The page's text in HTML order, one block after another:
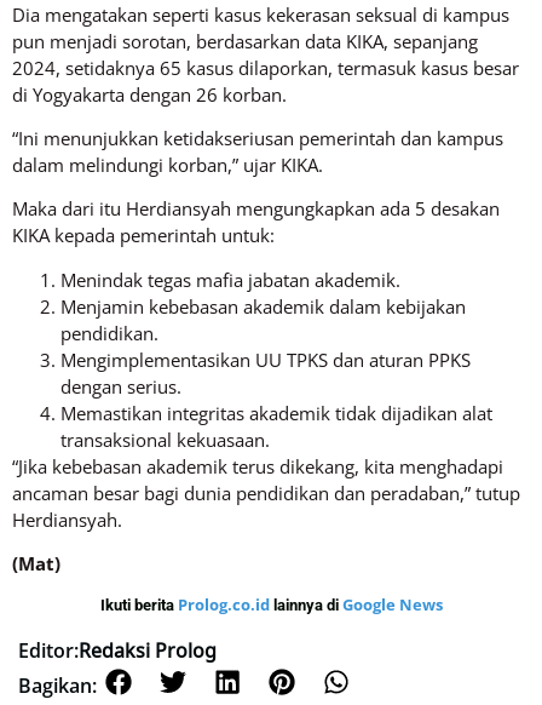
Dia mengatakan seperti kasus kekerasan seksual di kampus
pun menjadi sorotan, berdasarkan data KIKA, sepanjang
2024, setidaknya 65 kasus dilaporkan, termasuk kasus besar
di Yogyakarta dengan 26 korban.
“Ini menunjukkan ketidakseriusan pemerintah dan kampus
dalam melindungi korban,” ujar KIKA.
Maka dari itu Herdiansyah mengungkapkan ada 5 desakan
KIKA kepada pemerintah untuk:
Menindak tegas mafia jabatan akademik.
Menjamin kebebasan akademik dalam kebijakan
pendidikan.
Mengimplementasikan UU TPKS dan aturan PPKS
dengan serius.
Memastikan integritas akademik tidak dijadikan alat
transaksional kekuasaan.
“Jika kebebasan akademik terus dikekang, kita menghadapi
ancaman besar bagi dunia pendidikan dan peradaban,” tutup
Herdiansyah.
(Mat)
Ikuti berita Prolog.co.id lainnya di Google News
Editor:Redaksi Prolog
Bagikan: